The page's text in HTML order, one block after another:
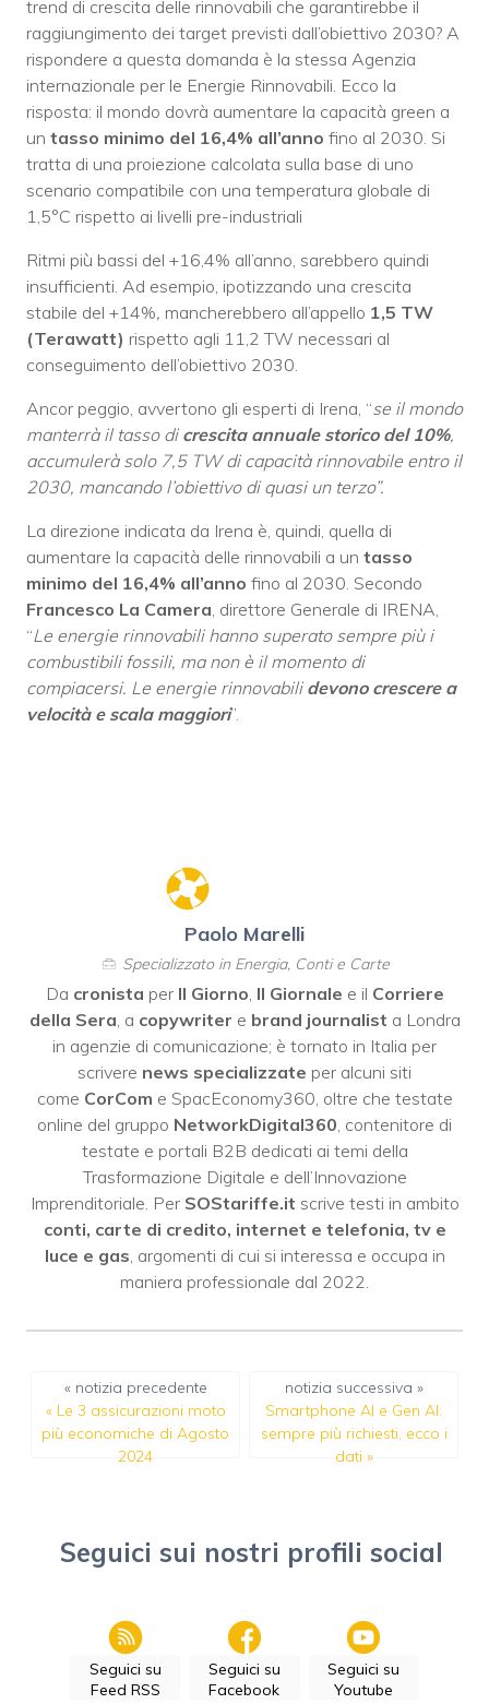
trend di crescita delle rinnovabili che garantirebbe il
raggiungimento dei target previsti dall’obiettivo 2030? A
rispondere a questa domanda è la stessa Agenzia
internazionale per le Energie Rinnovabili. Ecco la
risposta: il mondo dovrà aumentare la capacità green a
un tasso minimo del 16,4% all’anno fino al 2030. Si
tratta di una proiezione calcolata sulla base di uno
scenario compatibile con una temperatura globale di
1,5°C rispetto ai livelli pre-industriali
Ritmi più bassi del +16,4% all’anno, sarebbero quindi
insufficienti. Ad esempio, ipotizzando una crescita
stabile del +14%, mancherebbero all’appello 1,5 TW
(Terawatt) rispetto agli 11,2 TW necessari al
conseguimento dell’obiettivo 2030.
Ancor peggio, avvertono gli esperti di Irena, “se il mondo
manterrà il tasso di crescita annuale storico del 10%,
accumulerà solo 7,5 TW di capacità rinnovabile entro il
2030, mancando l’obiettivo di quasi un terzo”.
La direzione indicata da Irena è, quindi, quella di
aumentare la capacità delle rinnovabili a un tasso
minimo del 16,4% all’anno fino al 2030. Secondo
Francesco La Camera , direttore Generale di IRENA,
“Le energie rinnovabili hanno superato sempre più i
combustibili fossili, ma non è il momento di
compiacersi. Le energie rinnovabili devono crescere a
velocità e scala maggiori”.
Paolo Marelli
Specializzato in Energia, Conti e Carte
Da cronista per Il Giorno Il Giornale e il Corriere
della Sera , a copywriter e brand journalist a Londra
in agenzie di comunicazione; è tornato in Italia per
scrivere news specializzate per alcuni siti
come CorCom e SpacEconomy360, oltre che testate
online del gruppo NetworkDigital360 , contenitore di
testate e portali B2B dedicati ai temi della
Trasformazione Digitale e dell’Innovazione
Imprenditoriale. Per SOStariffe.it scrive testi in ambito
conti, carte di credito, internet e telefonia, tv e
luce e gas , argomenti di cui si interessa e occupa in
maniera professionale dal 2022.
« notizia precedente
« Le 3 assicurazioni moto
più economiche di Agosto
2024
notizia successiva »
Smartphone AI e Gen AI:
sempre più richiesti, ecco i
dati »
Seguici sui nostri profili social
Seguici su
Feed RSS
Seguici su
Facebook
Seguici su
Youtube